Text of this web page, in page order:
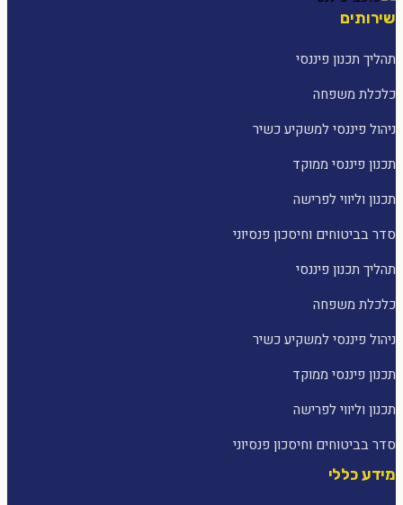
שירותים
תהליך תכנון פיננסי
כלכלת משפחה
ניהול פיננסי למשקיע כשיר
תכנון פיננסי ממוקד
תכנון וליווי לפרישה
סדר בביטוחים וחיסכון פנסיוני
תהליך תכנון פיננסי
כלכלת משפחה
ניהול פיננסי למשקיע כשיר
תכנון פיננסי ממוקד
תכנון וליווי לפרישה
סדר בביטוחים וחיסכון פנסיוני
מידע כללי